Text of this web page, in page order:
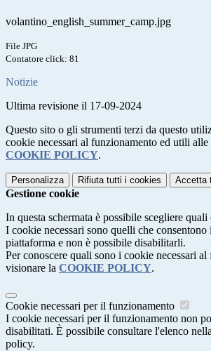
volantino_english_summer_camp.jpg
File JPG
Contatore click: 81
Notizie
Ultima revisione il 17-09-2024
Questo sito o gli strumenti terzi da questo
cookie necessari al funzionamento ed utili
COOKIE POLICY.
Personalizza Rifiuta tutti i cookies Accetta
Gestione cookie
In questa schermata è possibile scegliere
I cookie necessari sono quelli che
piattaforma e non è possibile disabilitarli.
Per conoscere quali sono i cookie necessari
visionare la COOKIE POLICY.
Cookie necessari per il funzionamento
I cookie necessari per il funzionamento non
disabilitati. È possibile consultare l'elenco
policy.